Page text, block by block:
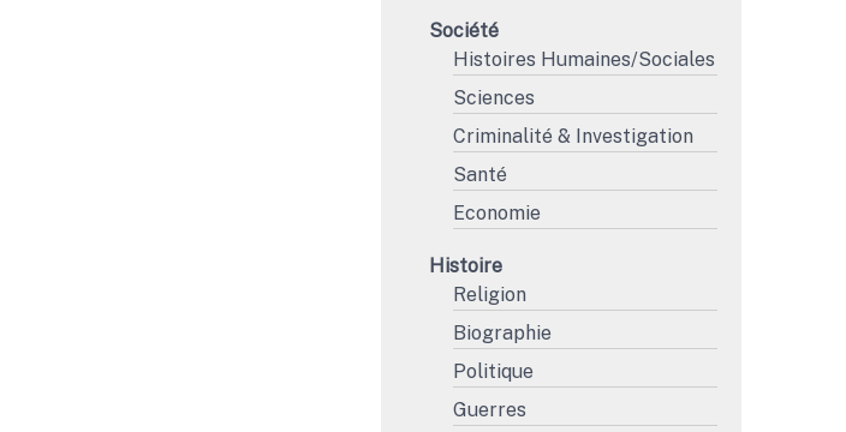
Société
Histoires Humaines/Sociales
Sciences
Criminalité & Investigation
Santé
Economie
Histoire
Religion
Biographie
Politique
Guerres